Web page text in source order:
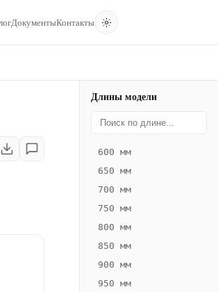
ДокументыКонтакты
Длины модели
600 мм
650 мм
700 мм
750 мм
800 мм
850 мм
900 мм
950 мм